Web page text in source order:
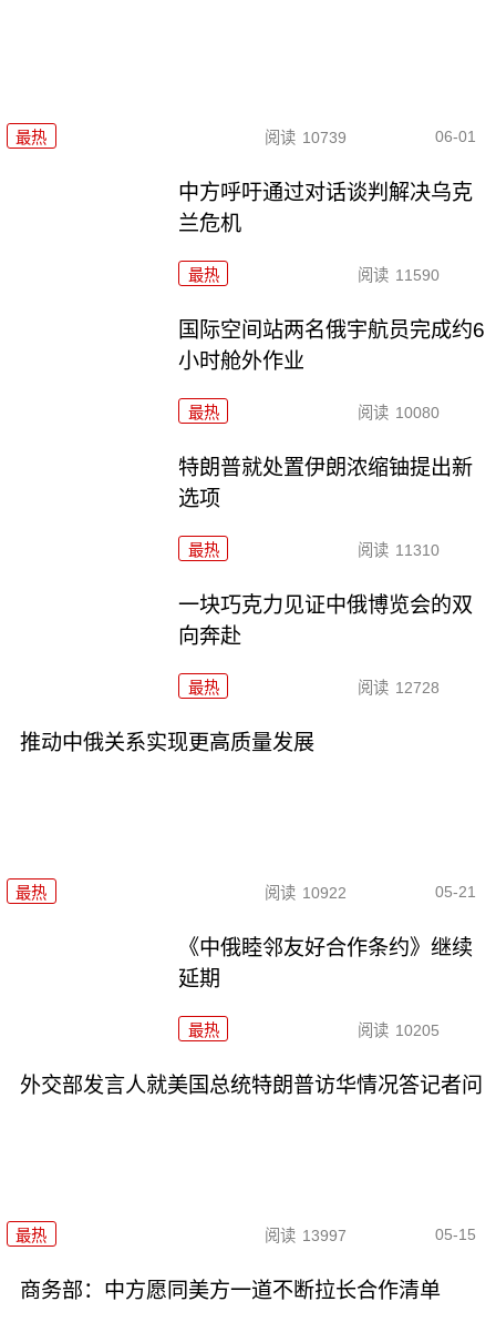
最热 阅读 10739 06-01
中方呼吁通过对话谈判解决乌克
兰危机
最热 阅读 11590
国际空间站两名俄宇航员完成约6
小时舱外作业
最热 阅读 10080
特朗普就处置伊朗浓缩铀提出新
选项
最热 阅读 11310
一块巧克力见证中俄博览会的双
向奔赴
最热 阅读 12728
推动中俄关系实现更高质量发展
最热 阅读 10922 05-21
《中俄睦邻友好合作条约》继续
延期
最热 阅读 10205
外交部发言人就美国总统特朗普访华情况答记者问
最热 阅读 13997 05-15
商务部：中方愿同美方一道不断拉长合作清单